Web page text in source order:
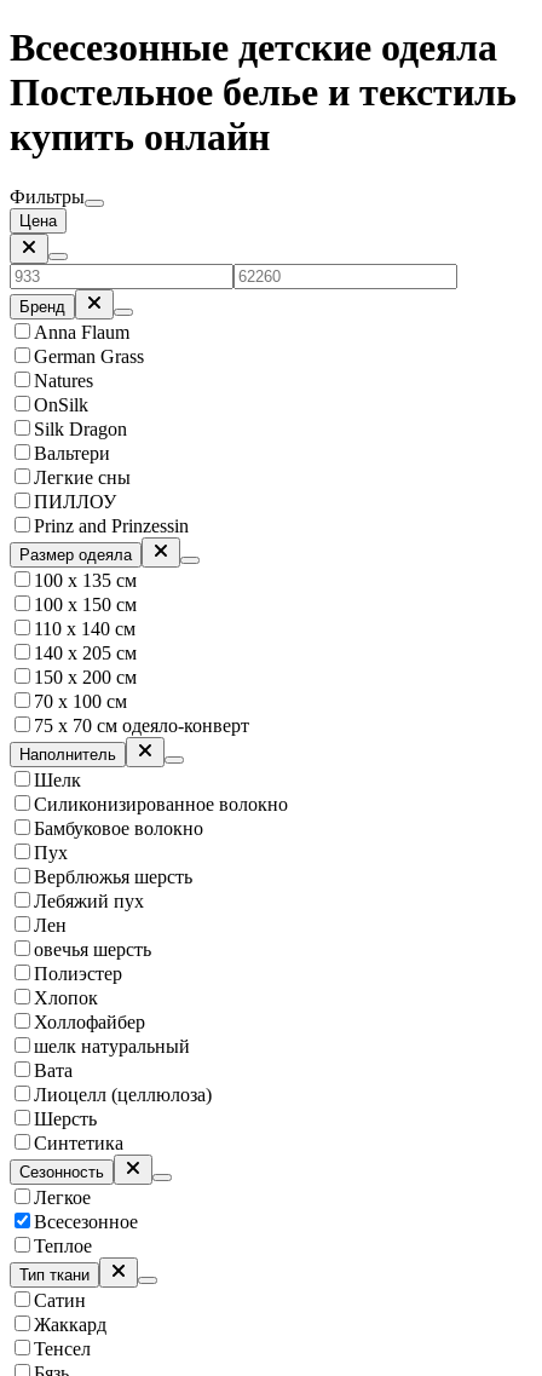
Всесезонные детские одеяла
Постельное белье и текстиль
купить онлайн
Фильтры
Цена
Бренд
Anna Flaum
German Grass
Natures
OnSilk
Silk Dragon
Вальтери
Легкие сны
ПИЛЛОУ
Prinz and Prinzessin
Размер одеяла
100 х 135 см
100 х 150 см
110 х 140 см
140 х 205 см
150 х 200 см
70 х 100 см
75 х 70 см одеяло-конверт
Наполнитель
Шелк
Силиконизированное волокно
Бамбуковое волокно
Пух
Верблюжья шерсть
Лебяжий пух
Лен
овечья шерсть
Полиэстер
Хлопок
Холлофайбер
шелк натуральный
Вата
Лиоцелл (целлюлоза)
Шерсть
Синтетика
Сезонность
Легкое
Всесезонное
Теплое
Тип ткани
Сатин
Жаккард
Тенсел